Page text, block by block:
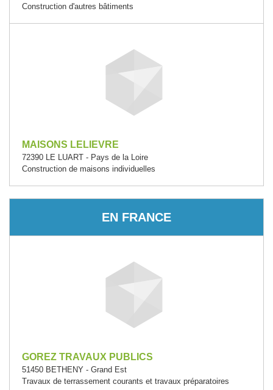
Construction d'autres bâtiments
MAISONS LELIEVRE
72390 LE LUART - Pays de la Loire
Construction de maisons individuelles
EN FRANCE
GOREZ TRAVAUX PUBLICS
51450 BETHENY - Grand Est
Travaux de terrassement courants et travaux préparatoires